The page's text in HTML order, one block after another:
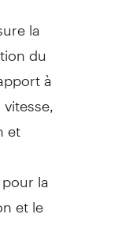
la
du
à
et
la
et le